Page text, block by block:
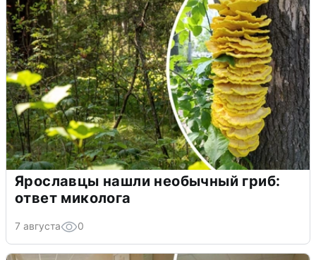
Ярославцы нашли необычный гриб:
ответ миколога
7 августа 0